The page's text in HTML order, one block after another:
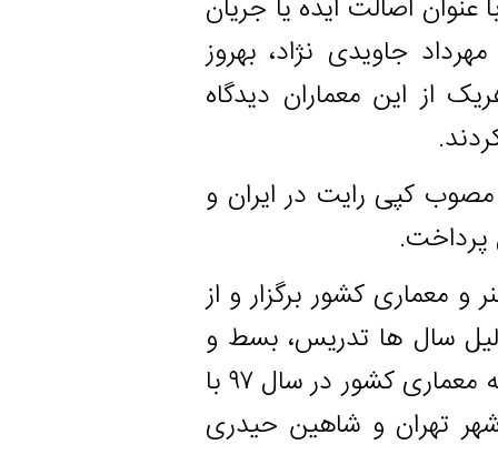
ایده یا جریان
نژاد، بهروز
معماران دیدگاه
کپی رایت در ایران و
کشور برگزار و از
ها تدریس، بسط و
تدوین ضوابط معماری فاخر به عنوان چهره‌های ماندگار رشته معماری کشور در سال ۹۷ با
و شاهین حیدری